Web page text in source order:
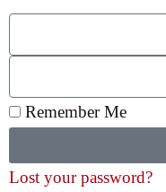
Remember Me
Lost your password?